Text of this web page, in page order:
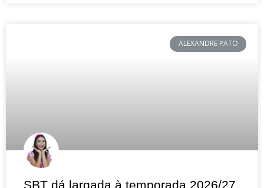
ALEXANDRE PATO
SBT dá largada à temporada 2026/27